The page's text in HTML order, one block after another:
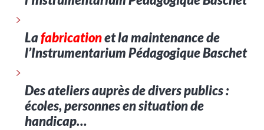
Lafabricationet la maintenance de
l’Instrumentarium Pédagogique Baschet
Des ateliers auprès de divers publics :
écoles, personnes en situation de
handicap…